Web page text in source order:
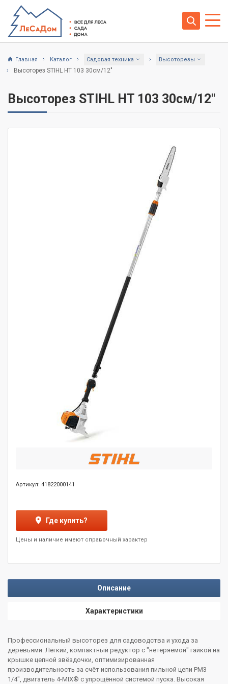
Главная Каталог Садовая техника Высоторезы
Высоторез STIHL HT 103 30см/12"
Высоторез STIHL HT 103 30см/12"
Артикул: 41822000141
Где купить?
Цены и наличие имеют справочный характер
Описание
Характеристики
Профессиональный высоторез для садоводства и ухода за
деревьями. Лёгкий, компактный редуктор с "нетеряемой" гайкой на
крышке цепной звёздочки, оптимизированная
производительность за счёт использования пильной цепи PM3
1/4", двигатель 4-MIX® с упрощённой системой пуска. Высокая